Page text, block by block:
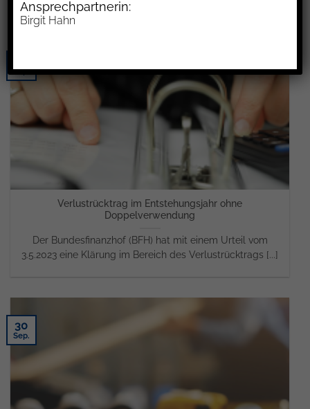
Verlustrücktrag im Entstehungsjahr ohne
Doppelverwendung
Der Bundesfinanzhof (BFH) hat mit einem Urteil vom
3.5.2023 eine Klärung im Bereich des Verlustrücktrags [...]
Sep.
30
Sep.
Ansprechpartnerin:
Birgit Hahn